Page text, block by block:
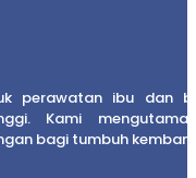
perawatan ibu dan
Kami
bagi tumbuh